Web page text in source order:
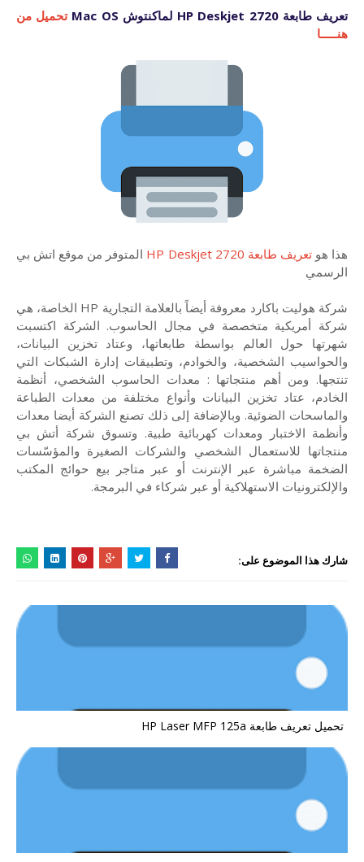
تعريف طابعة HP Deskjet 2720 لماكنتوش Mac OS
تحميل من
هنـــــا
هذا هوتعريف طابعة HP Deskjet 2720
المتوفر من موقع اتش بي
الرسمي
شركة هوليت باكارد معروفة أيضاً بالعلامة التجارية HP الخاصة، هي
شركة أمريكية متخصصة في مجال الحاسوب. الشركة اكتسبت
شهرتها حول العالم بواسطة طابعاتها، وعتاد تخزين البيانات،
والحواسيب الشخصية، والخوادم، وتطبيقات إدارة الشبكات التي
تنتجها. ومن أهم منتجاتها : معدات الحاسوب الشخصي، أنظمة
الخادم، عتاد تخزين البيانات وأنواع مختلفة من معدات الطباعة
والماسحات الضوئية. وبالإضافة إلى ذلك تصنع الشركة أيضا معدات
وأنظمة الاختبار ومعدات كهربائية طبية. وتسوق شركة أتش بي
منتجاتها للاستعمال الشخصي والشركات الصغيرة والمؤسّسات
الضخمة مباشرة عبر الإنترنت أو عبر متاجر بيع حوائج المكتب
والإلكترونيات الاستهلاكية أو عبر شركاء في البرمجة.
شارك هذا الموضوع على:
تحميل تعريف طابعة HP Laser MFP 125a